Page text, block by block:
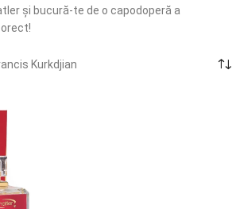
și bucură-te de o capodoperă a
Kurkdjian